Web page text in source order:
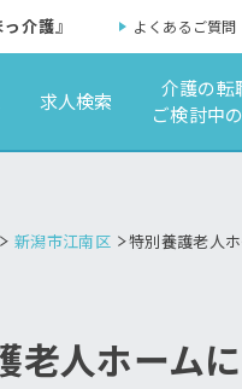
っ介護』 よくあるご質問
求人検索
介護の転
ご検討中
新潟市江南区 特別養護老人
老人ホーム